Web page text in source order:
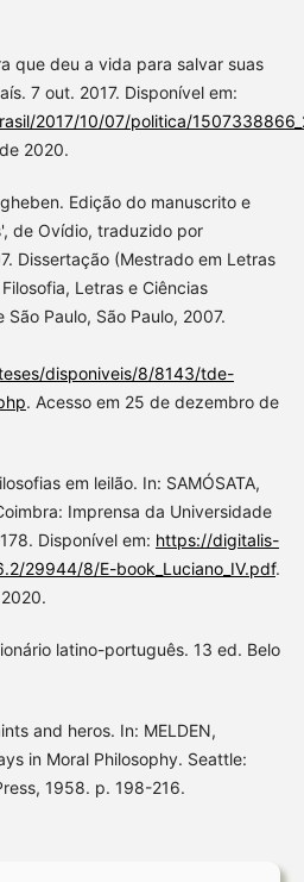
que deu a vida para salvar suas
7 out. 2017. Disponível em:
2017/10/07/politica/
2020.
Edição do manuscrito e
de Ovídio, traduzido por
Dissertação (Mestrado em Letras
Letras e Ciências
Paulo, São Paulo, 2007.
disponiveis/8/8143/tde-
. Acesso em 25 de dezembro de
em leilão. In: SAMÓSATA,
Imprensa da Universidade
Disponível em: https://digitalis-
29944/8/E-book_Luciano_IV.pdf.
latino-português. 13 ed. Belo
and heros. In: MELDEN,
in Moral Philosophy. Seattle:
1958. p. 198-216.